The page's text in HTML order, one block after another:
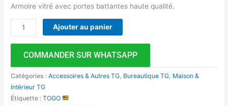
Armoire vitré avec portes battantes haute qualité.
Ajouter au panier
COMMANDER SUR WHATSAPP
Catégories :Accessoires & Autres TG Bureautique TG Maison &
Intérieur TG
Étiquette :TOGO